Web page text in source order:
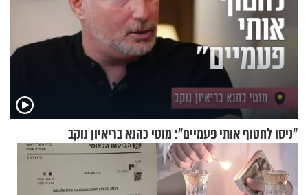
"ניסו לחטוף אותי פעמיים": מוטי כהנא בריאיון נוקב